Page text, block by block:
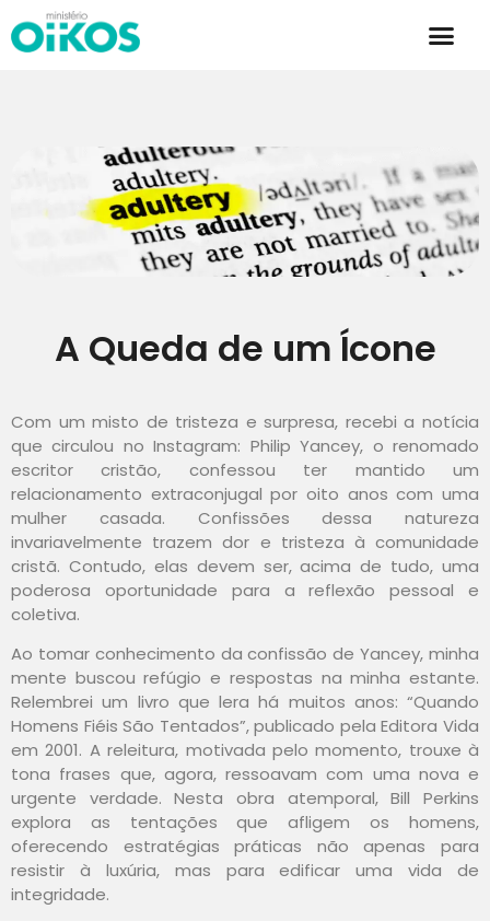
A Queda de um Ícone
Com um misto de tristeza e surpresa, recebi a notícia
que circulou no Instagram: Philip Yancey, o renomado
escritor cristão, confessou ter mantido um
relacionamento extraconjugal por oito anos com uma
mulher casada. Confissões dessa natureza
invariavelmente trazem dor e tristeza à comunidade
cristã. Contudo, elas devem ser, acima de tudo, uma
poderosa oportunidade para a reflexão pessoal e
coletiva.
Ao tomar conhecimento da confissão de Yancey, minha
mente buscou refúgio e respostas na minha estante.
Relembrei um livro que lera há muitos anos: “Quando
Homens Fiéis São Tentados”, publicado pela Editora Vida
em 2001. A releitura, motivada pelo momento, trouxe à
tona frases que, agora, ressoavam com uma nova e
urgente verdade. Nesta obra atemporal, Bill Perkins
explora as tentações que afligem os homens,
oferecendo estratégias práticas não apenas para
resistir à luxúria, mas para edificar uma vida de
integridade.